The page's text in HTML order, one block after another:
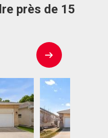
près de 15